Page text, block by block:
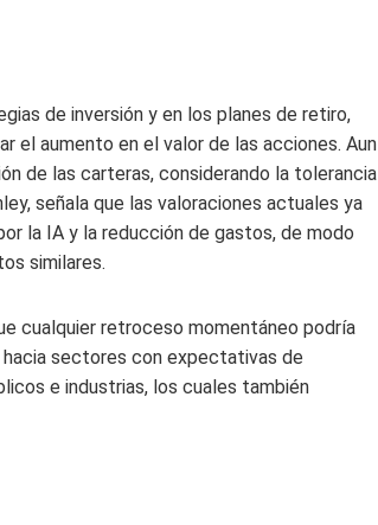
de inversión y en los planes de retiro,
el aumento en el valor de las acciones. Aun
de las carteras, considerando la tolerancia
señala que las valoraciones actuales ya
la IA y la reducción de gastos, de modo
similares.
cualquier retroceso momentáneo podría
sectores con expectativas de
e industrias, los cuales también